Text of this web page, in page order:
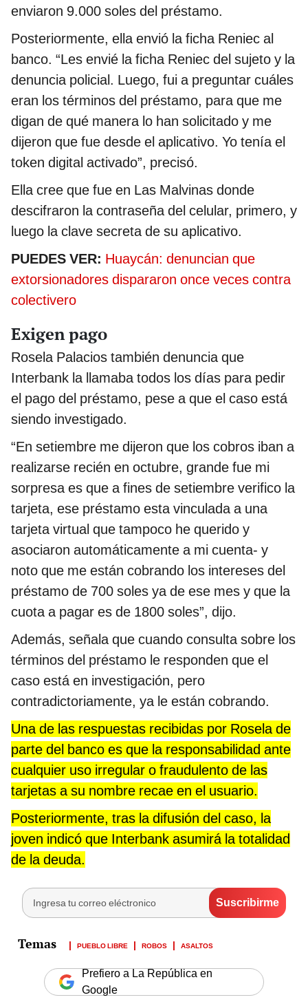
enviaron 9.000 soles del préstamo.
Posteriormente, ella envió la ficha Reniec al
banco. “Les envié la ficha Reniec del sujeto y la
denuncia policial. Luego, fui a preguntar cuáles
eran los términos del préstamo, para que me
digan de qué manera lo han solicitado y me
dijeron que fue desde el aplicativo. Yo tenía el
token digital activado”, precisó.
Ella cree que fue en Las Malvinas donde
descifraron la contraseña del celular, primero, y
luego la clave secreta de su aplicativo.
PUEDES VER: Huaycán: denuncian que
extorsionadores dispararon once veces contra
colectivero
Exigen pago
Rosela Palacios también denuncia que
Interbank la llamaba todos los días para pedir
el pago del préstamo, pese a que el caso está
siendo investigado.
“En setiembre me dijeron que los cobros iban a
realizarse recién en octubre, grande fue mi
sorpresa es que a fines de setiembre verifico la
tarjeta, ese préstamo esta vinculada a una
tarjeta virtual que tampoco he querido y
asociaron automáticamente a mi cuenta- y
noto que me están cobrando los intereses del
préstamo de 700 soles ya de ese mes y que la
cuota a pagar es de 1800 soles”, dijo.
Además, señala que cuando consulta sobre los
términos del préstamo le responden que el
caso está en investigación, pero
contradictoriamente, ya le están cobrando.
Una de las respuestas recibidas por Rosela de
parte del banco es que la responsabilidad ante
cualquier uso irregular o fraudulento de las
tarjetas a su nombre recae en el usuario.
Posteriormente, tras la difusión del caso, la
joven indicó que Interbank asumirá la totalidad
de la deuda.
PUEBLO LIBRE ROBOS ASALTOS
Prefiero a La República en
Google